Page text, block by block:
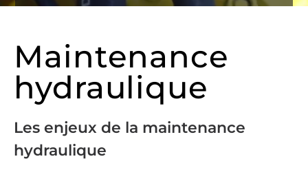
Maintenance
hydraulique
Les enjeux de la maintenance
hydraulique